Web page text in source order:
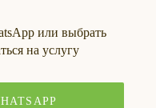
или выбрать
на услугу